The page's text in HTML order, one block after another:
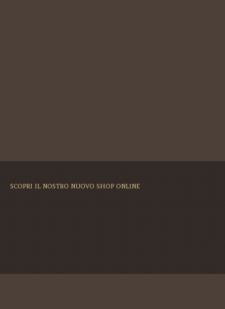
SCOPRI IL NOSTRO NUOVO SHOP ONLINE